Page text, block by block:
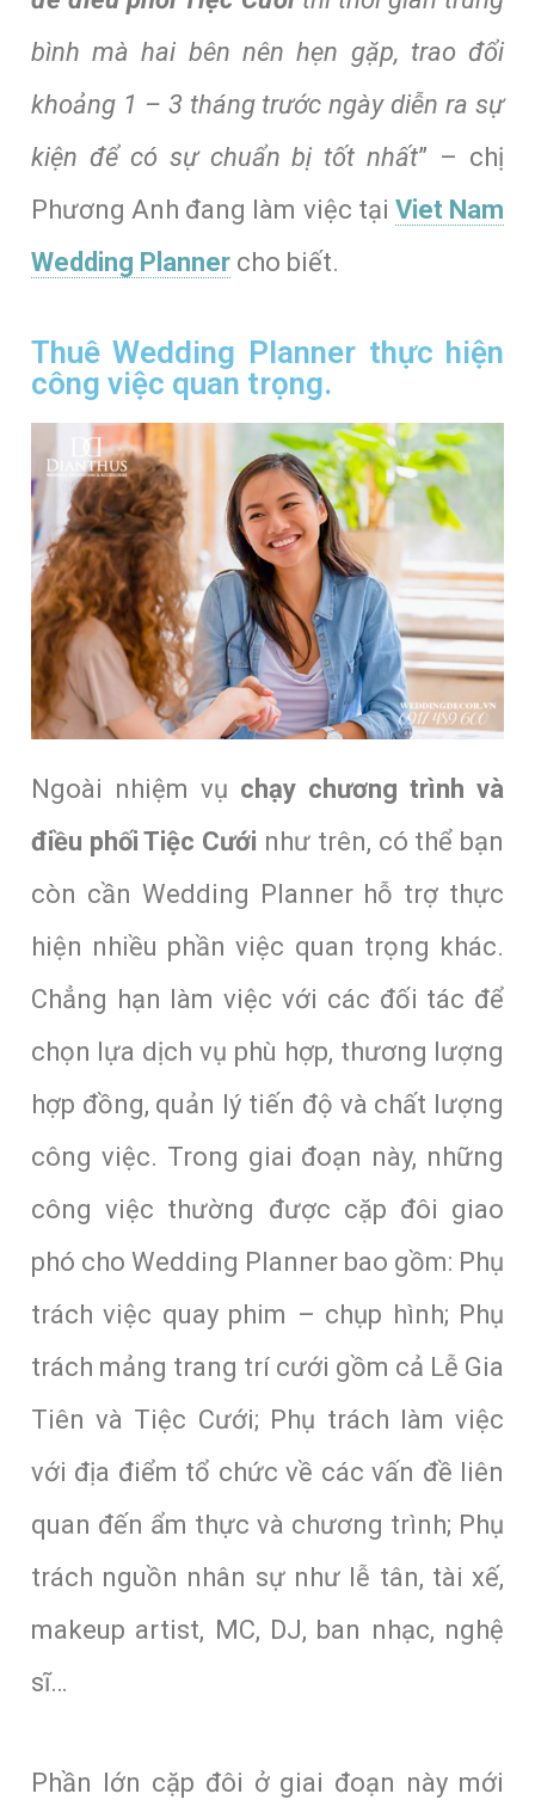
bình mà hai bên nên hẹn gặp, trao đổi
khoảng 1 – 3 tháng trước ngày diễn ra sự
kiện để có sự chuẩn bị tốt nhất” – chị
Phương Anh đang làm việc tạiViet Nam
Wedding Plannercho biết.
Thuê Wedding Planner thực hiện
công việc quan trọng.
Ngoài nhiệm vụ chạy chương trình và
điều phối Tiệc Cưới như trên, có thể bạn
còn cần Wedding Planner hỗ trợ thực
hiện nhiều phần việc quan trọng khác.
Chẳng hạn làm việc với các đối tác để
chọn lựa dịch vụ phù hợp, thương lượng
hợp đồng, quản lý tiến độ và chất lượng
công việc. Trong giai đoạn này, những
công việc thường được cặp đôi giao
phó cho Wedding Planner bao gồm: Phụ
trách việc quay phim – chụp hình; Phụ
trách mảng trang trí cưới gồm cả Lễ Gia
Tiên và Tiệc Cưới; Phụ trách làm việc
với địa điểm tổ chức về các vấn đề liên
quan đến ẩm thực và chương trình; Phụ
trách nguồn nhân sự như lễ tân, tài xế,
makeup artist, MC, DJ, ban nhạc, nghệ
sĩ…
Phần lớn cặp đôi ở giai đoạn này mới